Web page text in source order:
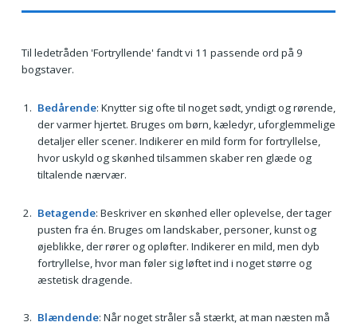
Til ledetråden 'Fortryllende' fandt vi 11 passende ord på 9
bogstaver.
Bedårende: Knytter sig ofte til noget sødt, yndigt og rørende,
der varmer hjertet. Bruges om børn, kæledyr, uforglemmelige
detaljer eller scener. Indikerer en mild form for fortryllelse,
hvor uskyld og skønhed tilsammen skaber ren glæde og
tiltalende nærvær.
Betagende: Beskriver en skønhed eller oplevelse, der tager
pusten fra én. Bruges om landskaber, personer, kunst og
øjeblikke, der rører og opløfter. Indikerer en mild, men dyb
fortryllelse, hvor man føler sig løftet ind i noget større og
æstetisk dragende.
Blændende: Når noget stråler så stærkt, at man næsten må